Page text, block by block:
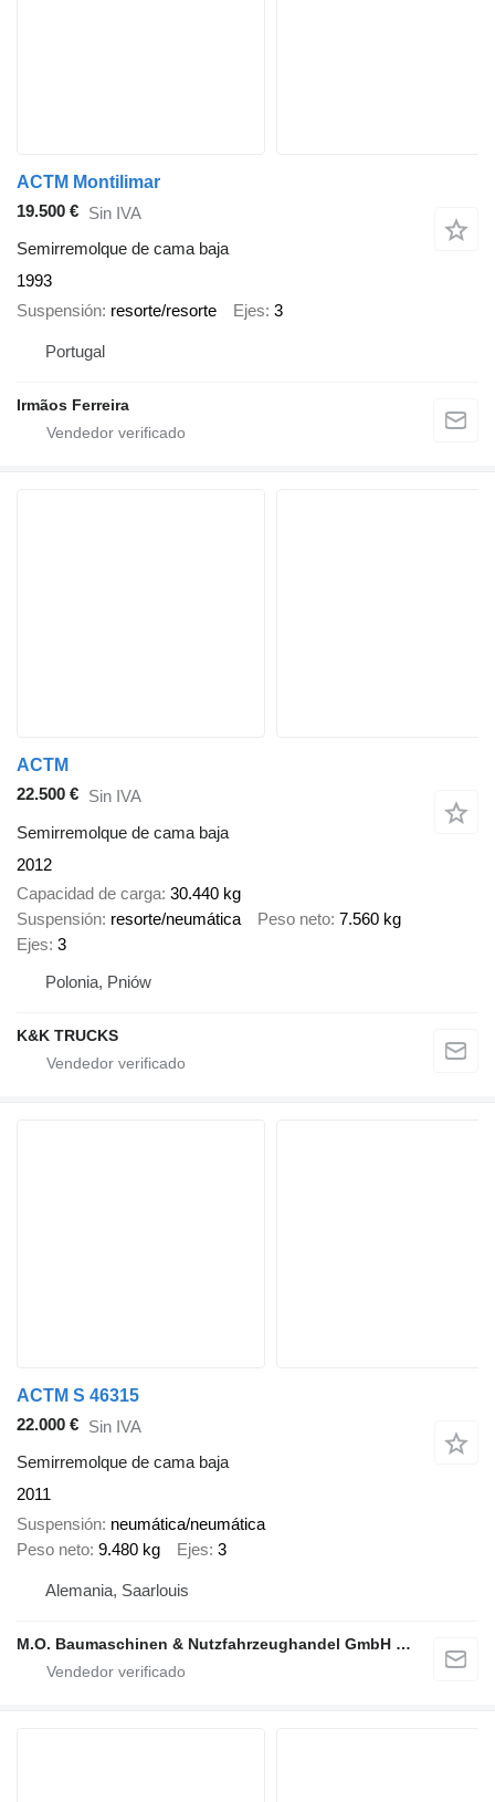
ACTM Montilimar
19.500 € Sin IVA
Semirremolque de cama baja
1993
Suspensión resorte/resorte Ejes 3
Portugal
Irmãos Ferreira
ACTM
22.500 € Sin IVA
Semirremolque de cama baja
2012
Capacidad de carga 30.440 kg
Suspensión resorte/neumática Peso neto 7.560 kg
Ejes 3
Polonia, Pniów
K&K TRUCKS
ACTM S 46315
22.000 € Sin IVA
Semirremolque de cama baja
2011
Suspensión neumática/neumática
Peso neto 9.480 kg Ejes 3
Alemania, Saarlouis
M.O. Baumaschinen & Nutzfahrzeughandel GmbH & CO.